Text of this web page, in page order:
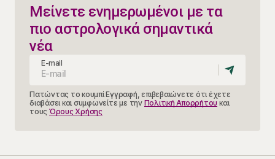
Μείνετε ενημερωμένοι με τα
πιο αστρολογικά σημαντικά
νέα
E-mail
Πατώντας το κουμπί Εγγραφή, επιβεβαιώνετε ότι έχετε
διαβάσει και συμφωνείτε με την Πολιτική Απορρήτου και
τους Όρους Χρήσης